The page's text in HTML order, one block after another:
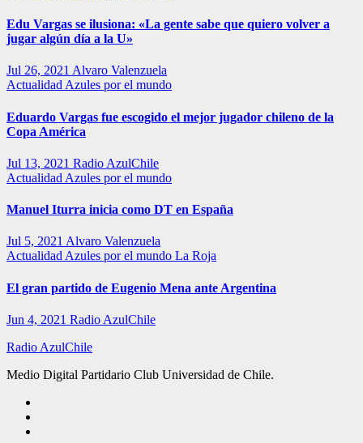
Edu Vargas se ilusiona: «La gente sabe que quiero volver a
jugar algún día a la U»
Jul 26, 2021 Alvaro Valenzuela
Actualidad Azules por el mundo
Eduardo Vargas fue escogido el mejor jugador chileno de la
Copa América
Jul 13, 2021 Radio AzulChile
Actualidad Azules por el mundo
Manuel Iturra inicia como DT en España
Jul 5, 2021 Alvaro Valenzuela
Actualidad Azules por el mundo La Roja
El gran partido de Eugenio Mena ante Argentina
Jun 4, 2021 Radio AzulChile
Radio AzulChile
Medio Digital Partidario Club Universidad de Chile.